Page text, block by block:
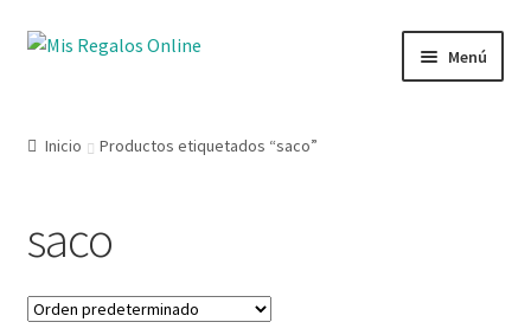
Menú
Secciones
Ofertas
Inicio Productos etiquetados “saco”
saco